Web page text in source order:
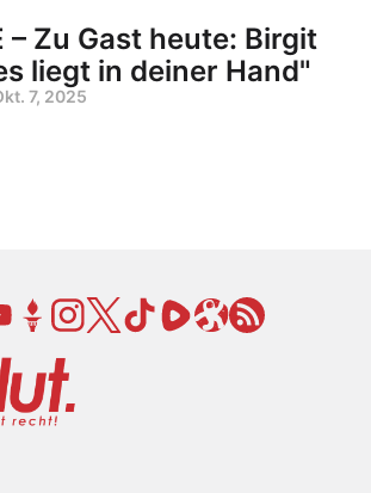
– Zu Gast heute: Birgit
liegt in deiner Hand"
7, 2025